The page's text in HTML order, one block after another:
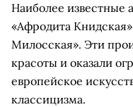
Наиболее известные
«Афродита
Милосская». Эти
красоты и оказали
европейское
классицизма.